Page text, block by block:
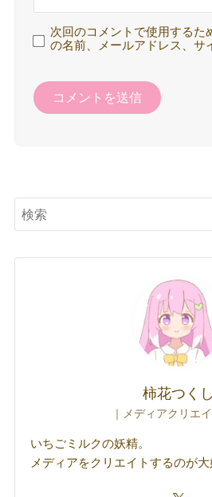
次回のコメントで使用するた
の名前、メールアドレス、サ
柿花つくし
｜メディアクリエ
いちごミルクの妖精。
メディアをクリエイトするのが大